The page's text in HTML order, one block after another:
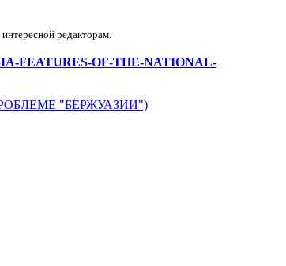
редакторам.
FEATURES-OF-THE-NATIONAL-
"БЁРЖУАЗИИ")